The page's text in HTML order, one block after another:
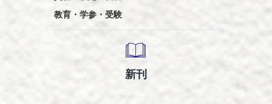
教育・学参・受験
新刊